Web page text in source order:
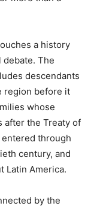
a history
debate. The
descendants
region before it
whose
after the Treaty of
entered through
century, and
Latin America.
by the